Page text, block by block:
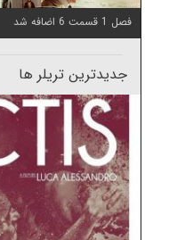
فصل 1 قسمت 6 اضافه شد
جدیدترین تریلر ها